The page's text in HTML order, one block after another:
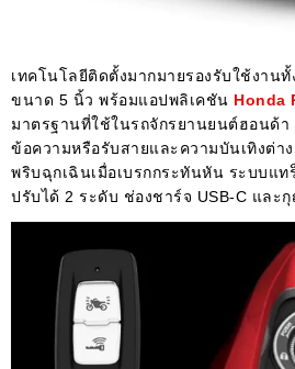
เทคโนโลยีติดตั้งมากมายรองรับใช้งาน
ขนาด 5 นิ้ว พร้อมแอปพลิเคชัน Honda
มาตรฐานที่ใช้ในรถจักรยานยนต์ฮอนด้
ข้อความหรือรับสายและความบันเทิงต่า
พริบฉุกเฉินเมื่อเบรกกระทันหัน ระบบแ
ปรับได้ 2 ระดับ ช่องชาร์จ USB-C และ